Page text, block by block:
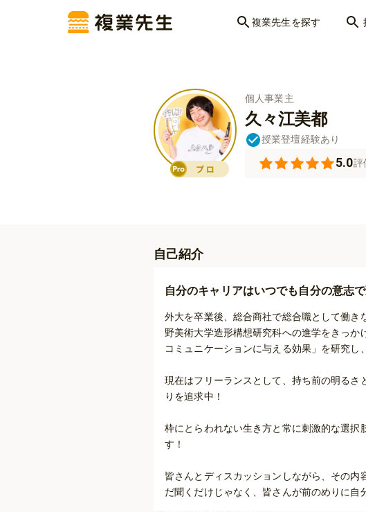
複業先生を探す
個人事業主
久々江美都
授業登壇経験あり
5.0評
自己紹介
自分のキャリアはいつでも自分の意志
外大を卒業後、総合商社で総合職として働
野美術大学造形構想研究科への進学をきっ
コミュニケーションに与える効果」を研究し
現在はフリーランスとして、持ち前の明る
りを追求中！
枠にとらわれない生き方と常に刺激的な選択
す！
皆さんとディスカッションしながら、その
だ聞くだけじゃなく、皆さんが前のめりに自